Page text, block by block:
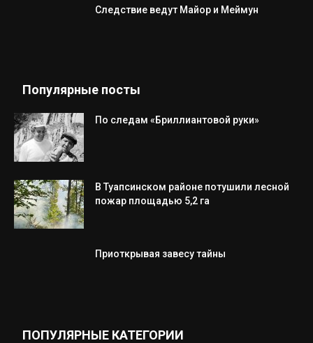
Следствие ведут Майор и Меймун
Популярные посты
По следам «Бриллиантовой руки»
В Туапсинском районе потушили лесной
пожар площадью 5,2 га
Приоткрывая завесу тайны
ПОПУЛЯРНЫЕ КАТЕГОРИИ